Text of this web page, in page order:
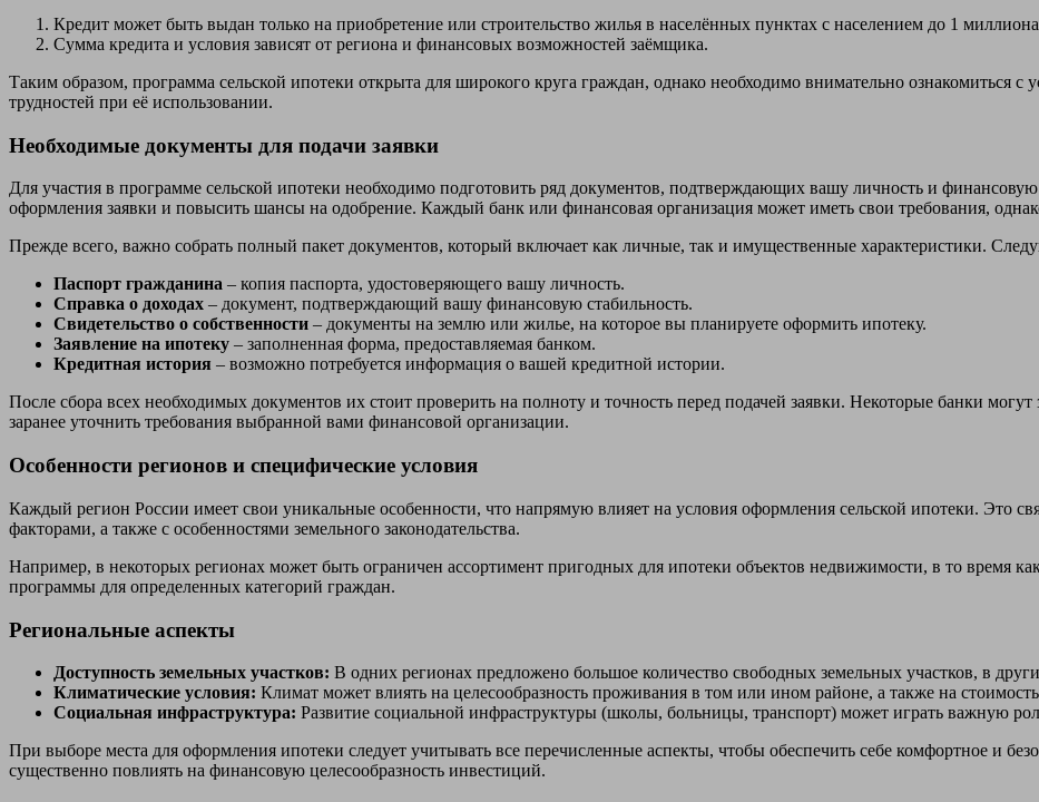
Кредит может быть выдан только на приобретение или строительство жилья в населённых пунктах с населением до 1
Сумма кредита и условия зависят от региона и финансовых возможностей заёмщика.
Таким образом, программа сельской ипотеки открыта для широкого круга граждан, однако необходимо внимательно ознакомиться
трудностей при её использовании.
Необходимые документы для подачи заявки
Для участия в программе сельской ипотеки необходимо подготовить ряд документов, подтверждающих вашу личность и
оформления заявки и повысить шансы на одобрение. Каждый банк или финансовая организация может иметь свои требования,
Прежде всего, важно собрать полный пакет документов, который включает как личные, так и имущественные характеристики.
Паспорт гражданина – копия паспорта, удостоверяющего вашу личность.
Справка о доходах – документ, подтверждающий вашу финансовую стабильность.
Свидетельство о собственности – документы на землю или жилье, на которое вы планируете оформить ипотеку.
Заявление на ипотеку – заполненная форма, предоставляемая банком.
Кредитная история – возможно потребуется информация о вашей кредитной истории.
После сбора всех необходимых документов их стоит проверить на полноту и точность перед подачей заявки. Некоторые банки
заранее уточнить требования выбранной вами финансовой организации.
Особенности регионов и специфические условия
Каждый регион России имеет свои уникальные особенности, что напрямую влияет на условия оформления сельской ипотеки. Это
факторами, а также с особенностями земельного законодательства.
Например, в некоторых регионах может быть ограничен ассортимент пригодных для ипотеки объектов недвижимости, в то время
программы для определенных категорий граждан.
Региональные аспекты
Доступность земельных участков: В одних регионах предложено большое количество свободных земельных участков, в
Климатические условия: Климат может влиять на целесообразность проживания в том или ином районе, а также на стоимость
Социальная инфраструктура: Развитие социальной инфраструктуры (школы, больницы, транспорт) может играть важную
При выборе места для оформления ипотеки следует учитывать все перечисленные аспекты, чтобы обеспечить себе комфортное и
существенно повлиять на финансовую целесообразность инвестиций.